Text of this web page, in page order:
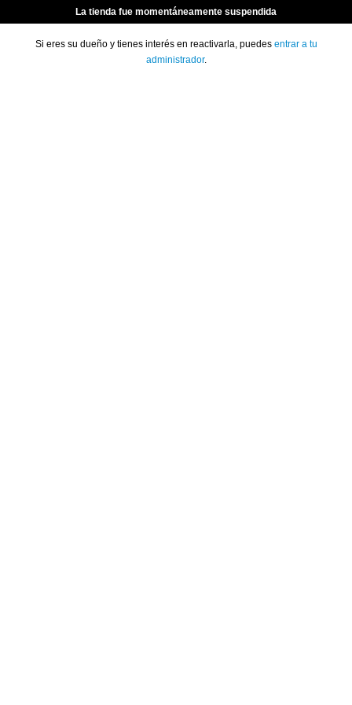
La tienda fue momentáneamente suspendida
Si eres su dueño y tienes interés en reactivarla, puedes entrar a tu
administrador.